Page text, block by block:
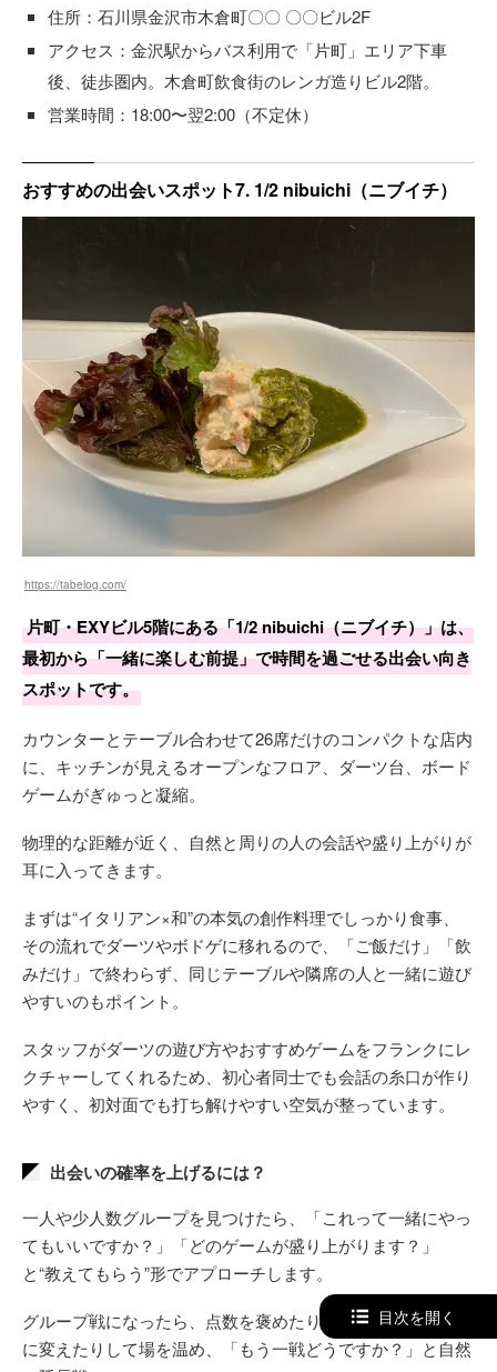
住所：石川県金沢市木倉町〇〇 〇〇ビル2F
アクセス：金沢駅からバス利用で「片町」エリア下車
後、徒歩圏内。木倉町飲食街のレンガ造りビル2階。
営業時間：18:00〜翌2:00（不定休）
おすすめの出会いスポット7. 1/2 nibuichi（ニブイチ）
https://tabelog.com/
片町・EXYビル5階にある「1/2 nibuichi（ニブイチ）」は、
最初から「一緒に楽しむ前提」で時間を過ごせる出会い向き
スポットです。
カウンターとテーブル合わせて26席だけのコンパクトな店内
に、キッチンが見えるオープンなフロア、ダーツ台、ボード
ゲームがぎゅっと凝縮。
物理的な距離が近く、自然と周りの人の会話や盛り上がりが
耳に入ってきます。
まずは“イタリアン×和”の本気の創作料理でしっかり食事、
その流れでダーツやボドゲに移れるので、「ご飯だけ」「飲
みだけ」で終わらず、同じテーブルや隣席の人と一緒に遊び
やすいのもポイント。
スタッフがダーツの遊び方やおすすめゲームをフランクにレ
クチャーしてくれるため、初心者同士でも会話の糸口が作り
やすく、初対面でも打ち解けやすい空気が整っています。
出会いの確率を上げるには？
一人や少人数グループを見つけたら、「これって一緒にやっ
てもいいですか？」「どのゲームが盛り上がります？」
と“教えてもらう”形でアプローチします。
グループ戦になったら、点数を褒めたり、自分のミスを笑い
に変えたりして場を温め、「もう一戦どうですか？」と自然
目次を開く